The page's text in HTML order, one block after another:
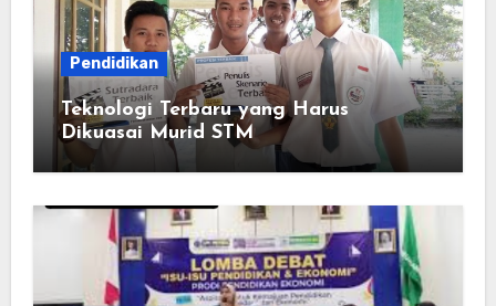
Pendidikan
Teknologi Terbaru yang Harus
Dikuasai Murid STM